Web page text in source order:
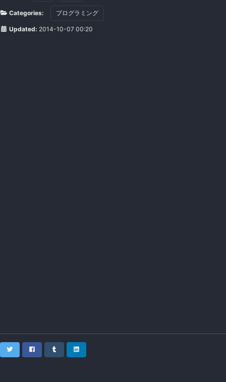
Categories: プログラミング
Updated: 2014-10-07 00:20
Twitter FacebookTumblr